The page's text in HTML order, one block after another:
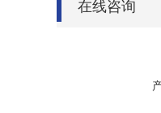
在线咨询